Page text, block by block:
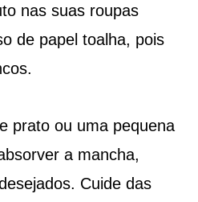
nas suas roupas
de papel toalha, pois
prato ou uma pequena
a mancha,
Cuide das